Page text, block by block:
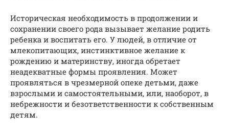
Историческая необходимость в продолжении и
сохранении своего рода вызывает желание родить
ребенка и воспитать его. У людей, в отличие от
млекопитающих, инстинктивное желание к
рождению и материнству, иногда обретает
неадекватные формы проявления. Может
проявляться в чрезмерной опеке детьми, даже
взрослыми и самостоятельными, или, наоборот, в
небрежности и безответственности к собственным
детям.